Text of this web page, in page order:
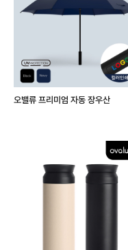
오밸류 프리미엄 자동 장우산